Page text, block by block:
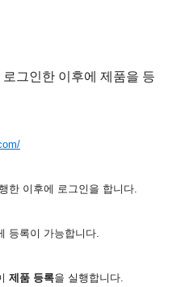
그인한 이후에 제품을 등
한 이후에 로그인을 합니다.
등록이 가능합니다.
제품 등록을 실행합니다.